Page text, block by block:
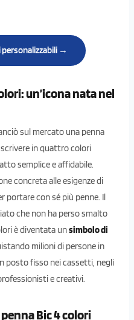
personalizzabili →
un’icona nata nel
sul mercato una penna
in quattro colori
semplice e affidabile.
concreta alle esigenze di
portare con sé più penne. Il
che non ha perso smalto
è diventata unsimbolo di
milioni di persone in
posto fisso nei cassetti, negli
e creativi.
Bic 4 colori